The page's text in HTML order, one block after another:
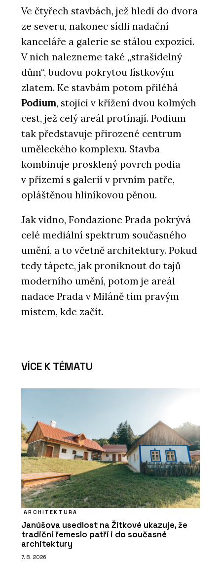
Ve čtyřech stavbách, jež hledí do dvora
ze severu, nakonec sídli nadační
kanceláře a galerie se stálou expozicí.
V nich nalezneme také „strašidelný
dům“, budovu pokrytou lístkovým
zlatem. Ke stavbám potom přiléhá
Podium, stojící v křížení dvou kolmých
cest, jež celý areál protínají. Podium
tak představuje přirozené centrum
uměleckého komplexu. Stavba
kombinuje prosklený povrch podia
v přízemí s galerií v prvním patře,
opláštěnou hliníkovou pěnou.
Jak vidno, Fondazione Prada pokrývá
celé mediální spektrum současného
umění, a to včetně architektury. Pokud
tedy tápete, jak proniknout do tajů
moderního umění, potom je areál
nadace Prada v Miláně tím pravým
místem, kde začít.
VÍCE K TÉMATU
ARCHITEKTURA
Janúšova usedlost na Žítkové ukazuje, že
tradiční řemeslo patří i do současné
architektury
7. 8. 2026